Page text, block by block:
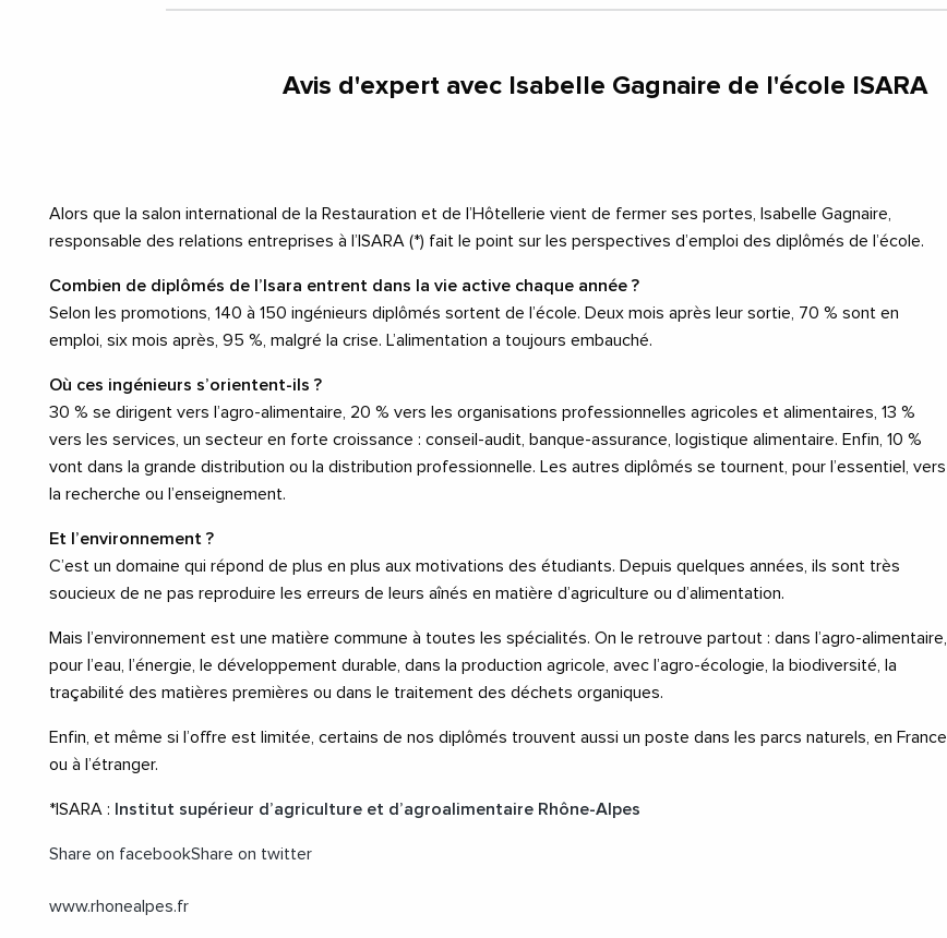
Avis d'expert avec Isabelle Gagnaire de l'école ISARA
Alors que la salon international de la Restauration et de l’Hôtellerie vient de fermer ses portes, Isabelle Gagnaire,
responsable des relations entreprises à l’ISARA (*) fait le point sur les perspectives d’emploi des diplômés de l’école.
Combien de diplômés de l’Isara entrent dans la vie active chaque année ?
Selon les promotions, 140 à 150 ingénieurs diplômés sortent de l’école. Deux mois après leur sortie, 70 % sont en
emploi, six mois après, 95 %, malgré la crise. L’alimentation a toujours embauché.
Où ces ingénieurs s’orientent-ils ?
30 % se dirigent vers l’agro-alimentaire, 20 % vers les organisations professionnelles agricoles et alimentaires, 13 %
vers les services, un secteur en forte croissance : conseil-audit, banque-assurance, logistique alimentaire. Enfin, 10 %
vont dans la grande distribution ou la distribution professionnelle. Les autres diplômés se tournent, pour l’essentiel, vers
la recherche ou l’enseignement.
Et l’environnement ?
C’est un domaine qui répond de plus en plus aux motivations des étudiants. Depuis quelques années, ils sont très
soucieux de ne pas reproduire les erreurs de leurs aînés en matière d’agriculture ou d’alimentation.
Mais l’environnement est une matière commune à toutes les spécialités. On le retrouve partout : dans l’agro-alimentaire,
pour l’eau, l’énergie, le développement durable, dans la production agricole, avec l’agro-écologie, la biodiversité, la
traçabilité des matières premières ou dans le traitement des déchets organiques.
Enfin, et même si l’offre est limitée, certains de nos diplômés trouvent aussi un poste dans les parcs naturels, en France
ou à l’étranger.
*ISARA : Institut supérieur d’agriculture et d’agroalimentaire Rhône-Alpes
Share on facebookShare on twitter
www.rhonealpes.fr